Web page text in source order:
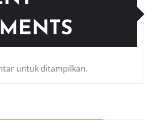
untuk ditampilkan.